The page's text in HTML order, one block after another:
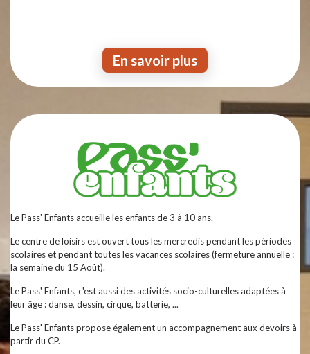
En savoir plus
Le Pass' Enfants accueille les enfants de 3 à 10 ans.
Le centre de loisirs est ouvert tous les mercredis pendant les périodes
scolaires et pendant toutes les vacances scolaires (fermeture annuelle :
la semaine du 15 Août).
Le Pass' Enfants, c'est aussi des activités socio-culturelles adaptées à
leur âge : danse, dessin, cirque, batterie, ...
Le Pass' Enfants propose également un accompagnement aux devoirs à
partir du CP.